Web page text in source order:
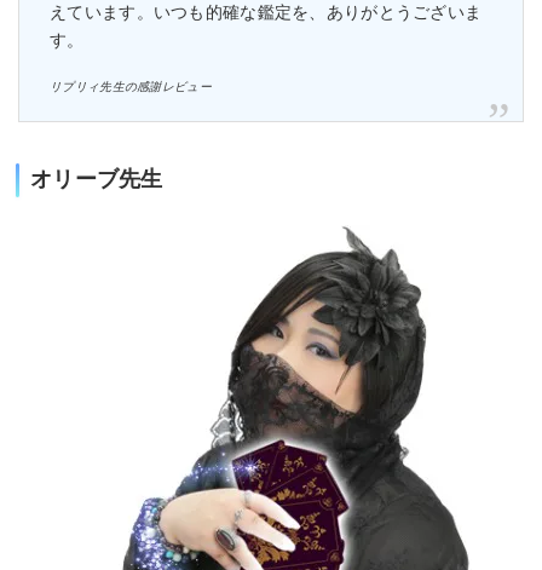
えています。いつも的確な鑑定を、ありがとうございま
す。
リプリィ先生の感謝レビュー
オリーブ先生